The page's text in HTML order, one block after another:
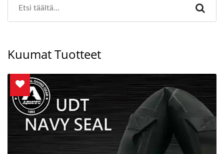
Kuumat Tuotteet